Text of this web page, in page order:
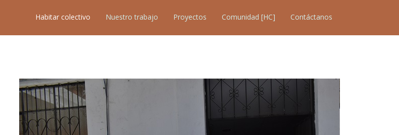
Habitar colectivo Nuestro trabajo Proyectos Comunidad [HC] Contáctanos